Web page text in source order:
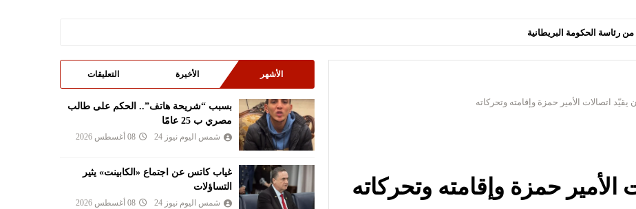
رئاسة الحكومة البريطانية
يقيّد اتصالات الأمير حمزة وإقامته وتحركاته
الأمير حمزة وإقامته وتحركاته
الأشهر الأخيرة التعليقات
بسبب “شريحة هاتف”.. الحكم على طالب
مصري ب 25 عامًا
شمس اليوم نيوز 24 08 أغسطس 2026
غياب كاتس عن اجتماع «الكابينت» يثير
التساؤلات
شمس اليوم نيوز 24 08 أغسطس 2026